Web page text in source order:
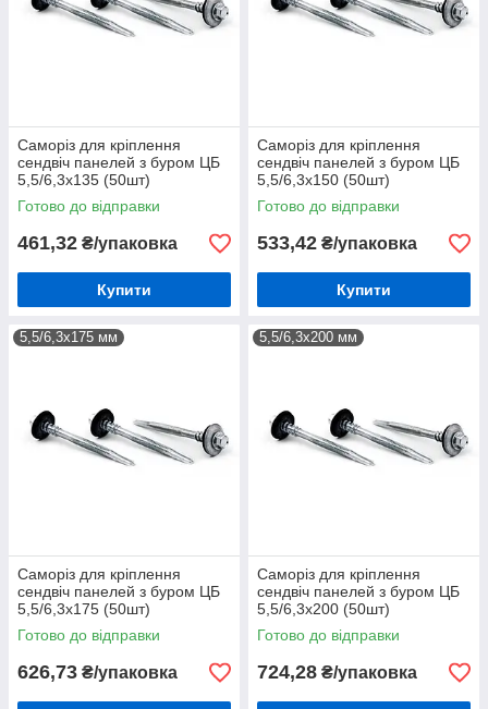
Саморіз для кріплення
сендвіч панелей з буром ЦБ
5,5/6,3х135 (50шт)
Готово до відправки
461,32 ₴/упаковка
Купити
Саморіз для кріплення
сендвіч панелей з буром ЦБ
5,5/6,3х150 (50шт)
Готово до відправки
533,42 ₴/упаковка
Купити
5,5/6,3х175 мм
Саморіз для кріплення
сендвіч панелей з буром ЦБ
5,5/6,3х175 (50шт)
Готово до відправки
626,73 ₴/упаковка
5,5/6,3х200 мм
Саморіз для кріплення
сендвіч панелей з буром ЦБ
5,5/6,3х200 (50шт)
Готово до відправки
724,28 ₴/упаковка